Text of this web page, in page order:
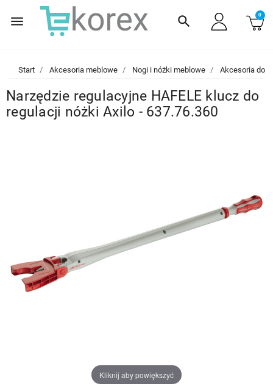
menu search 0
Start Akcesoria meblowe Nogi i nóżki meblowe Akcesoria do
Narzędzie regulacyjne HAFELE klucz do
regulacji nóżki Axilo - 637.76.360
Kliknij aby powiększyć